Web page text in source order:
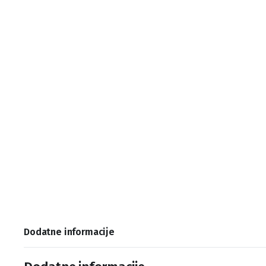
Dodatne informacije